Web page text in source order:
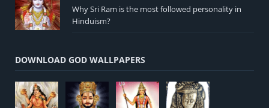
Why Sri Ram is the most followed personality in
Hinduism?
DOWNLOAD GOD WALLPAPERS